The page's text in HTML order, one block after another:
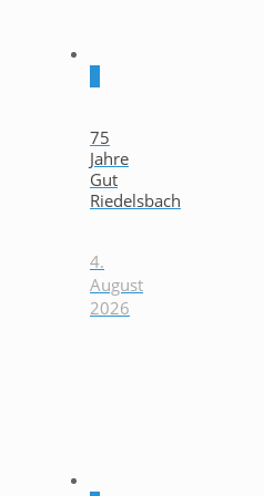
75
Jahre
Gut
Riedelsbach
4.
August
2026